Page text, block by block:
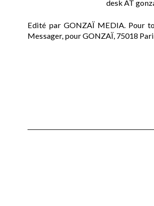
desk AT
Edité par GONZAÏ MEDIA. Pour
Messager, pour GONZAÏ, 75018